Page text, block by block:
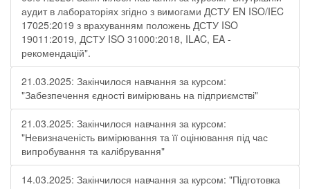
аудит в лабораторіях згідно з вимогами ДСТУ EN ISO/IEC
17025:2019 з врахуванням положень ДСТУ ISO
19011:2019, ДСТУ ISO 31000:2018, ILAC, EA -
рекомендацій".
21.03.2025: Закінчилося навчання за курсом:
"Забезпечення єдності вимірювань на підприємстві"
21.03.2025: Закінчилося навчання за курсом:
"Невизначеність вимірювання та її оцінювання під час
випробування та калібрування"
14.03.2025: Закінчилося навчання за курсом: "Підготовка